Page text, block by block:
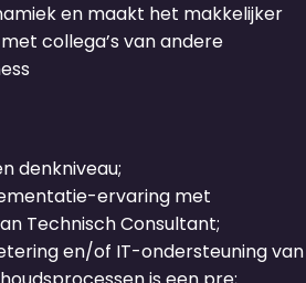
en maakt het makkelijker
collega’s van andere
denkniveau;
ervaring met
Technisch Consultant;
en/of IT-ondersteuning van